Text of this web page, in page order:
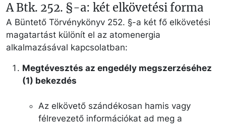
A Btk. 252. §-a: két elkövetési forma
A Büntető Törvénykönyv 252. §-a két fő elkövetési
magatartást különít el az atomenergia
alkalmazásával kapcsolatban:
Megtévesztés az engedély megszerzéséhez
(1) bekezdés
Az elkövető szándékosan hamis vagy
félrevezető információkat ad meg a